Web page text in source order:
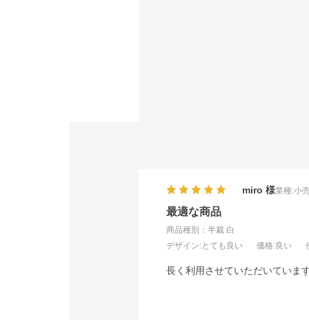
最適な商品
商品種別：半裁 白
デザイン:とても良い 価格:良い
miro 業種:小
長く利用させていただいていま